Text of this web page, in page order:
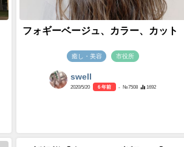
フォギーベージュ、カラー、カット
癒し・美容 市役所
swell
2020/5/20 6 年前 - №7508 1692